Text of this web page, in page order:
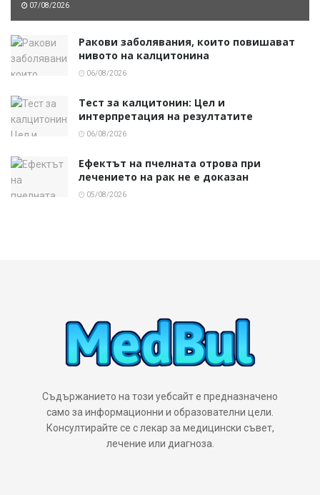
07/08/2026
Ракови заболявания, които повишават
нивото на калцитонина
06/08/2026
Тест за калцитонин: Цел и
интерпретация на резултатите
06/08/2026
Ефектът на пчелната отрова при
лечението на рак не е доказан
05/08/2026
Съдържанието на този уебсайт е предназначено
само за информационни и образователни цели.
Консултирайте се с лекар за медицински съвет,
лечение или диагноза.